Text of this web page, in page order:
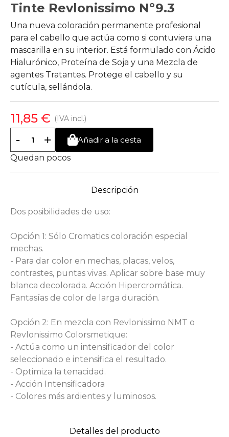
Tinte Revlonissimo Nº9.3
Una nueva coloración permanente profesional
para el cabello que actúa como si contuviera una
mascarilla en su interior. Está formulado con Ácido
Hialurónico, Proteína de Soja y una Mezcla de
agentes Tratantes. Protege el cabello y su
cutícula, sellándola.
11,85 € (IVA incl.)
- +
Añadir a la cesta
Quedan pocos
Descripción
Detalles del producto
Dos posibilidades de uso:
Opción 1: Sólo Cromatics coloración especial
mechas.
- Para dar color en mechas, placas, velos,
contrastes, puntas vivas. Aplicar sobre base muy
blanca decolorada. Acción Hipercromática.
Fantasías de color de larga duración.
Opción 2: En mezcla con Revlonissimo NMT o
Revlonissimo Colorsmetique:
- Actúa como un intensificador del color
seleccionado e intensifica el resultado.
- Optimiza la tenacidad.
- Acción Intensificadora
- Colores más ardientes y luminosos.